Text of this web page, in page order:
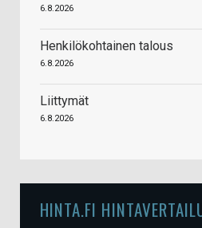
6.8.2026
Henkilökohtainen talous
6.8.2026
Liittymät
6.8.2026
HINTA.FI